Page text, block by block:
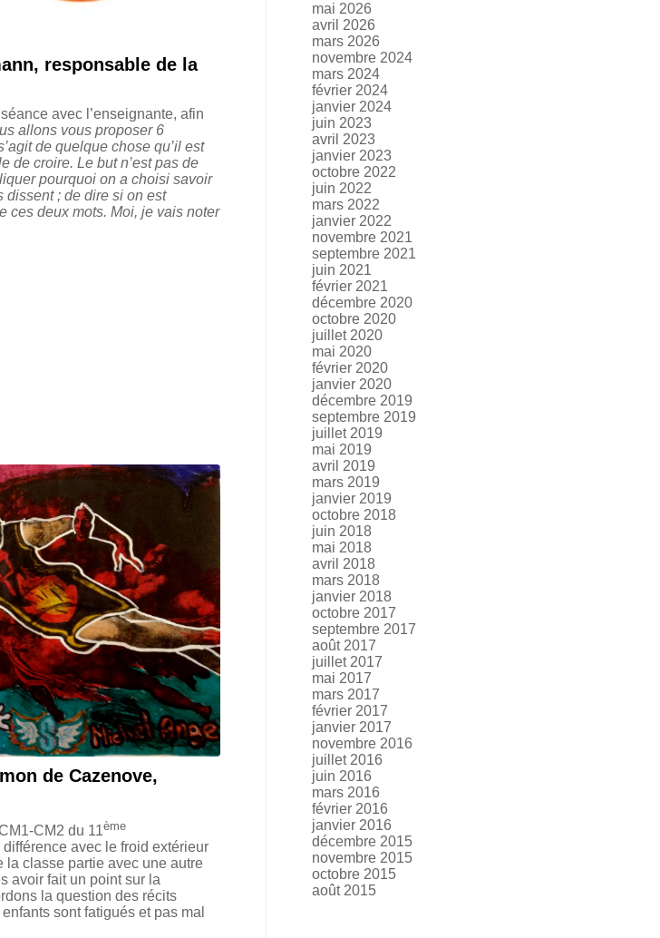
responsable de la
avec l’enseignante, afin
allons vous proposer 6
de quelque chose qu’il est
de croire. Le but n’est pas de
pourquoi on a choisi savoir
dissent ; de dire si on est
ces deux mots. Moi, je vais noter
de Cazenove,
CM2 du 11ème
avec le froid extérieur
la classe partie avec une autre
avoir fait un point sur la
la question des récits
sont fatigués et pas mal
mai 2026
avril 2026
mars 2026
novembre 2024
mars 2024
février 2024
janvier 2024
juin 2023
avril 2023
janvier 2023
octobre 2022
juin 2022
mars 2022
janvier 2022
novembre 2021
septembre 2021
juin 2021
février 2021
décembre 2020
octobre 2020
juillet 2020
mai 2020
février 2020
janvier 2020
décembre 2019
septembre 2019
juillet 2019
mai 2019
avril 2019
mars 2019
janvier 2019
octobre 2018
juin 2018
mai 2018
avril 2018
mars 2018
janvier 2018
octobre 2017
septembre 2017
août 2017
juillet 2017
mai 2017
mars 2017
février 2017
janvier 2017
novembre 2016
juillet 2016
juin 2016
mars 2016
février 2016
janvier 2016
décembre 2015
novembre 2015
octobre 2015
août 2015